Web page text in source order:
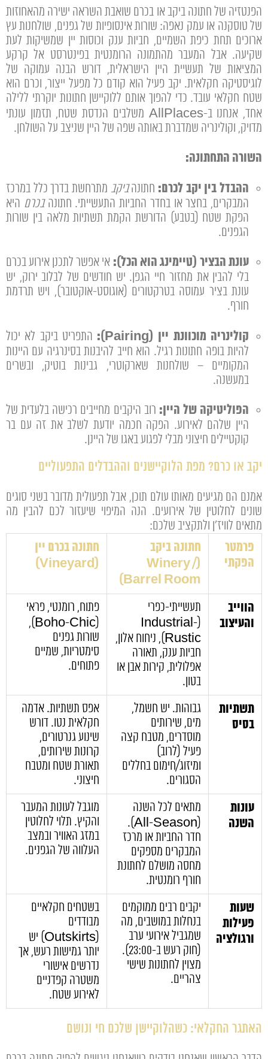
הפנטזיה של חתונה ביקב או בכרם שואבת השראה ישירה מהאחוזות
של טוסקנה או עמק נאפה: שורות אינסופיות של גפנים, שולחנות עץ
ארוכים תחת כיפת השמיים, חביות ענק וכוסות יין שמשיקות לעת
שקיעה. אבל המעבר מהתמונה הרומנטית בפינטרסט אל קרקע
המציאות של תעשיית היין הישראלית, דורש הבנה עמוקה של
לוגיסטיקה חקלאית. יקב פעיל הוא קודם כל מפעל ייצור, וכרם הוא
שטח חקלאי עובד. כדי להפוך אותם ללוקיישן חתונות יוקרתי ללילה
אחד, אנחנו ב-AllPlaces משלבים הנדסת שטח,
תזמון עונתי
מדויק, וקולינריה שמדברת באותה שפה של היין שניצב על השולחן.
השורה התחתונה:
ההבדל בין יקב לכרם: חתונהביקב מתרחשת בדרך כלל במרכז
המבקרים, בחצר או בחדר החביות התעשייתי. חתונהבכרם היא
הפקת שטח (בטבע) הדורשת הקמת תשתיות מלאה בין שורות
הגפנים.
עונת הבציר (טיימינג הוא הכל): אי אפשר לתכנן אירוע בכרם
בלי להבין את מחזור חיי הגפן. יש חודשים של לבלוב ירוק, יש
עונת בציר עמוסה בטרקטורים (אוגוסט-אוקטובר), ויש תרדמת
חורף.
קולינריה מוכוונת יין (Pairing):
התפריט ביקב לא יכול
להיות בופה חתונות רגיל. הוא חייב להיבנות בסינרגיה עם היינות
המקומיים – שולחנות שארקוטרי, גבינות בוטיק, ובשרים
במעשנה.
הפוליטיקה של היין: רוב היקבים מחייבים רכישה בלעדית של
היין שלהם לאירוע. הפקה חכמה יודעת לשלב את זה עם בר
קוקטיילים חיצוני מבלי לפגוע באגו של היינן.
יקב או כרם? מפת הלוקיישנים וההבדלים התפעוליים
אמנם הם מגיעים מאותו עולם תוכן, אבל תפעולית מדובר בשני סוגים
שונים לחלוטין של אירועים. הנה המיפוי שיעזור לכם להבין מה
מתאים לוויז'ן ולתקציב שלכם:
פרמטר
הפקתי
חתונה ביקב
(Winery /
Barrel Room)
חתונה בכרם יין
(Vineyard)
הווייב
והעיצוב
תעשייתי-כפרי
(Industrial-
Rustic), ניחוח אלון,
חביות ענק, תאורה
אפלולית, קירות אבן או
בטון.
פתוח, רומנטי, פראי
(Boho-Chic),
שורות גפנים
סימטריות, שמיים
פתוחים.
תשתיות
בסיס
גבוהות. יש חשמל,
מים, שירותים
מוסדרים, מטבח קצה
פעיל (לרוב)
ומיזוג/חימום בחללים
הסגורים.
אפס תשתיות. אדמה
חקלאית נטו. דורש
שינוע גנרטורים,
קרונות שירותים,
תאורת שטח ומטבח
חיצוני.
עונות
השנה
מתאים לכל השנה
(All-Season).
חדר החביות או מרכז
המבקרים מספקים
מחסה מושלם לחתונת
חורף רומנטית.
מוגבל לעונות המעבר
והקיץ. תלוי לחלוטין
במזג האוויר ובמצב
העלווה של הגפנים.
שעות
פעילות
ורגולציה
יקבים רבים ממוקמים
בנחלות במושבים, מה
שמגביל אירועי ערב
(חוק רעש ב-23:00).
מצוין לחתונות שישי
צהריים.
בשטחים חקלאיים
מבודדים
(Outskirts) יש
יותר גמישות רעש, אך
נדרשים אישורי
משטרה קפדניים
לאירוע שטח.
האתגר החקלאי: כשהלוקיישן שלכם חי ונושם